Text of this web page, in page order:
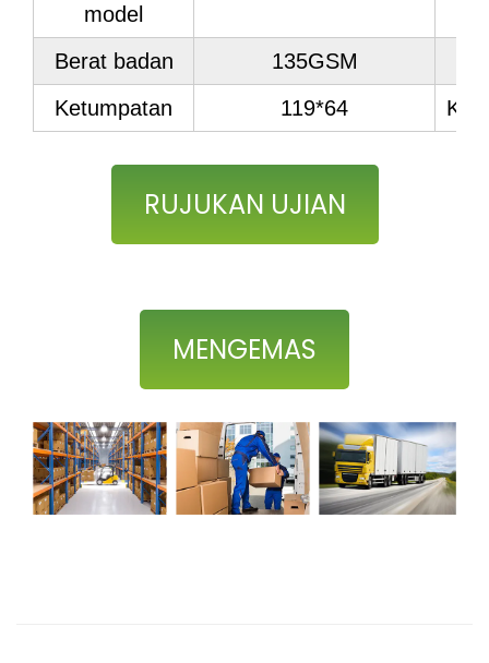
model
Berat badan
135GSM
Ketumpatan
119*64
RUJUKAN UJIAN
MENGEMAS